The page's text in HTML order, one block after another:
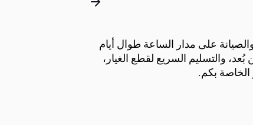
على مدار الساعة طوال أيام
والتسليم السريع لقطع الغيار،
الخاصة بكم.